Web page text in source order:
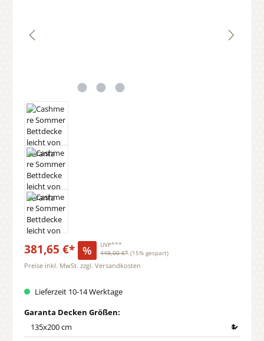
381,65 €* %
UVP***
449,00 €* (15% gespart)
Preise inkl. MwSt. zzgl. Versandkosten
Lieferzeit 10-14 Werktage
Garanta Decken Größen: